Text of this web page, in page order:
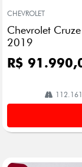
arti
lhe
CHEVROLET
Chevrolet
2019
R$